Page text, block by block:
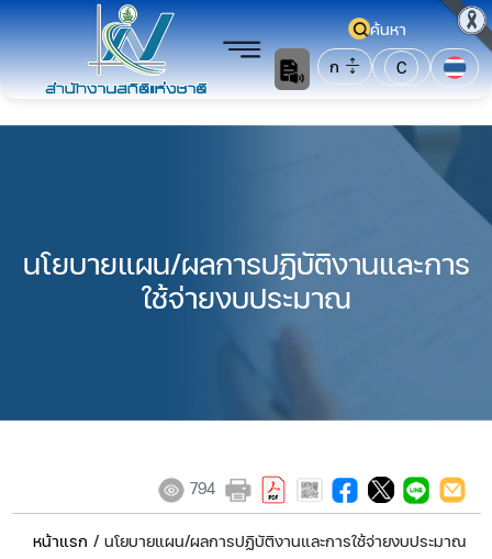
ค้นหา
ก
C
นโยบายแผน/ผลการปฏิบัติงานและการ
ใช้จ่ายงบประมาณ
794
หน้าแรก / นโยบายแผน/ผลการปฏิบัติงานและการใช้จ่ายงบประมาณ